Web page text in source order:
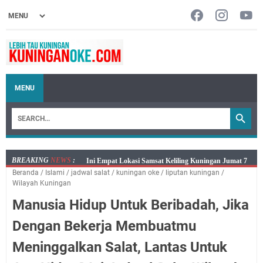
MENU
BREAKING NEWS :
Jumat 7 Agustus 2026 Mobil SIM Keliling Ada di
Kecamatan Sindangagung
Dicabut Dari Hidupmu, Kamu Akan Tetap Berjalan
Kelaparan Meskipun Memiliki Sekarung Penuh Uang
Salat Lima Waktu itu Bukan Cuma Kewajiban, Tapi
juga Tempat Beristirahat yang Paling Menenangkan, Ini
Beranda / Islami / jadwal salat / kuningan oke / liputan kuningan /
Wilayah Kuningan
Manusia Hidup Untuk Beribadah, Jika
Dengan Bekerja Membuatmu
Meninggalkan Salat, Lantas Untuk